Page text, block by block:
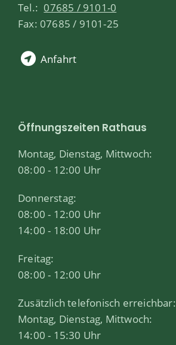
Tel.: 07685 / 9101-0
Fax: 07685 / 9101-25
Anfahrt
Öffnungszeiten Rathaus
Montag, Dienstag, Mittwoch:
08:00 - 12:00 Uhr
Donnerstag:
08:00 - 12:00 Uhr
14:00 - 18:00 Uhr
Freitag:
08:00 - 12:00 Uhr
Zusätzlich telefonisch erreichbar:
Montag, Dienstag, Mittwoch:
14:00 - 15:30 Uhr